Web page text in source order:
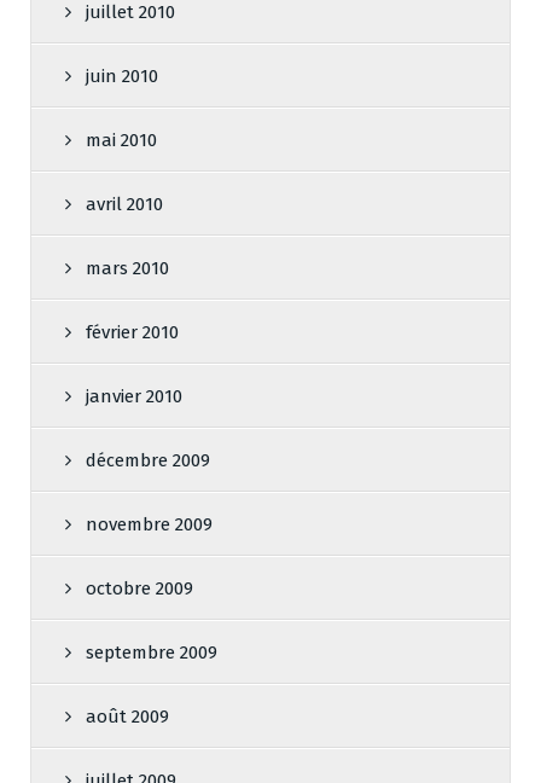
juillet 2010
juin 2010
mai 2010
avril 2010
mars 2010
février 2010
janvier 2010
décembre 2009
novembre 2009
octobre 2009
septembre 2009
août 2009